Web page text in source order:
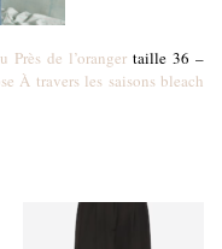
Près de l’oranger taille 36 –
À travers les saisons bleach